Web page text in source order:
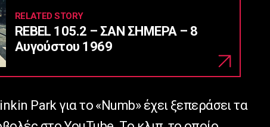
RELATED STORY
REBEL 105.2 – ΣΑΝ ΣΗΜΕΡΑ – 8
Αυγούστου 1969
Park για το «Numb» έχει ξεπεράσει τα